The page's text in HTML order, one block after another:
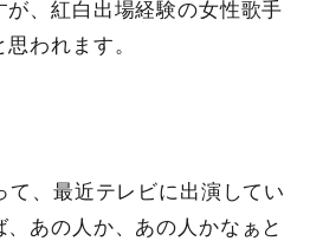
が、紅白出場経験の女性歌手
われます。
て、最近テレビに出演してい
あの人か、あの人かなぁと